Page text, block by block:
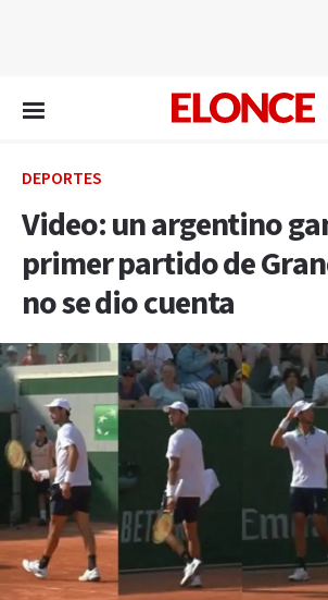
DEPORTES
Video: un argentino
primer partido de
no se dio cuenta